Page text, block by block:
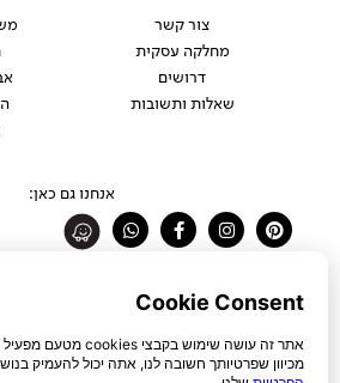
צור קשר
מחלקה עסקית
דרושים
שאלות ותשובות
אנחנו גם כאן:
Pinterest
Instagram
Facebook-
f
Whatsapp
רוצים להתעדכן לפני
להצטרפות לניוזלטר